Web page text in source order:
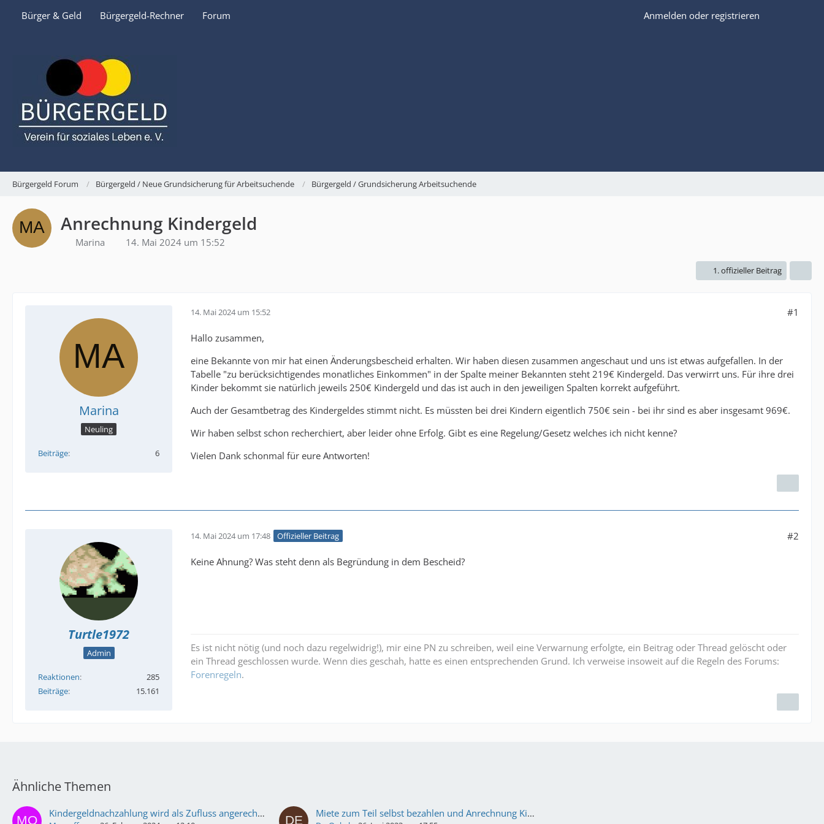
Bürger & Geld Bürgergeld-Rechner Forum Anmelden oder registrieren
Bürgergeld Forum Bürgergeld / Neue Grundsicherung für Arbeitsuchende Bürgergeld / Grundsicherung Arbeitsuchende
Anrechnung Kindergeld
Marina 14. Mai 2024 um 15:52
1. offizieller Beitrag
Marina
Neuling
Beiträge 6
14. Mai 2024 um 15:52 #1
Hallo zusammen,
eine Bekannte von mir hat einen Änderungsbescheid erhalten. Wir haben diesen zusammen angeschaut und uns ist etwas aufgefallen. In der
Tabelle "zu berücksichtigendes monatliches Einkommen" in der Spalte meiner Bekannten steht 219€ Kindergeld. Das verwirrt uns. Für ihre drei
Kinder bekommt sie natürlich jeweils 250€ Kindergeld und das ist auch in den jeweiligen Spalten korrekt aufgeführt.
Auch der Gesamtbetrag des Kindergeldes stimmt nicht. Es müssten bei drei Kindern eigentlich 750€ sein - bei ihr sind es aber insgesamt 969€.
Wir haben selbst schon recherchiert, aber leider ohne Erfolg. Gibt es eine Regelung/Gesetz welches ich nicht kenne?
Vielen Dank schonmal für eure Antworten!
Turtle1972
Admin
Reaktionen
285
Beiträge
15.161
14. Mai 2024 um 17:48 Offizieller Beitrag #2
Keine Ahnung? Was steht denn als Begründung in dem Bescheid?
Es ist nicht nötig (und noch dazu regelwidrig!), mir eine PN zu schreiben, weil eine Verwarnung erfolgte, ein Beitrag oder Thread gelöscht oder
ein Thread geschlossen wurde. Wenn dies geschah, hatte es einen entsprechenden Grund. Ich verweise insoweit auf die Regeln des Forums:
Forenregeln.
Ähnliche Themen
Kindergeldnachzahlung wird als Zufluss angerechnet Miete zum Teil selbst bezahlen und Anrechnung Kindergeld